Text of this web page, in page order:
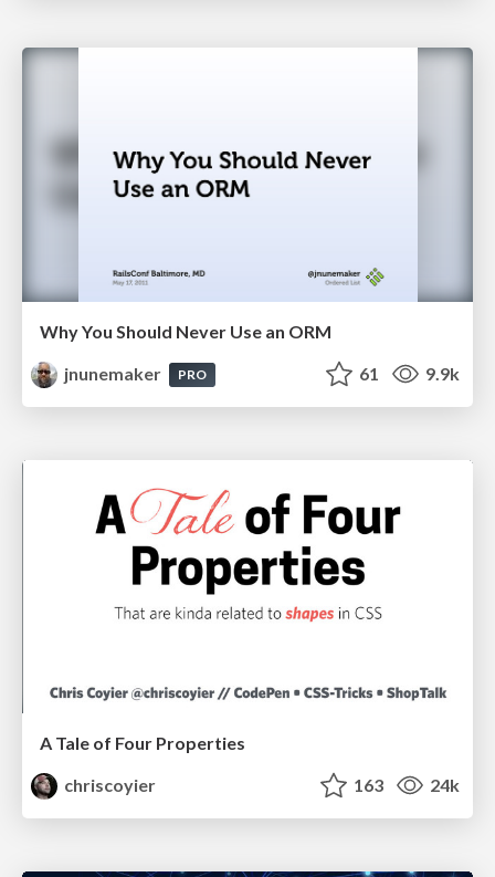
Why You Should Never Use an ORM
jnunemaker
PRO 61 9.9k
A Tale of Four Properties
chriscoyier
163 24k